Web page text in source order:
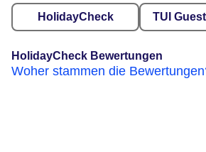
HolidayCheck TUI
HolidayCheck Bewertungen
Woher stammen die